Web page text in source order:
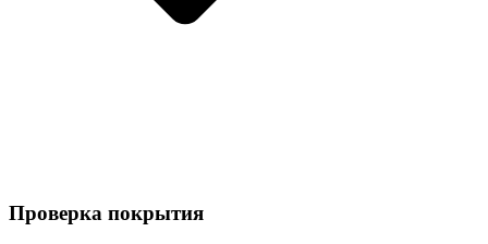
Проверка покрытия